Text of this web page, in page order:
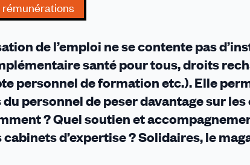
?
de l’emploi ne se contente pas
santé pour tous, droits
personnel de formation etc.). Elle
personnel de peser davantage sur
? Quel soutien et
d’expertise ? Solidaires, le